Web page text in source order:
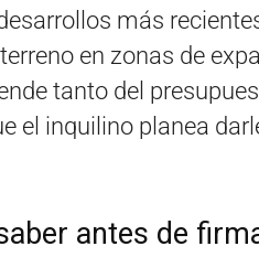
más
en zonas de
tanto del
el inquilino planea
antes de